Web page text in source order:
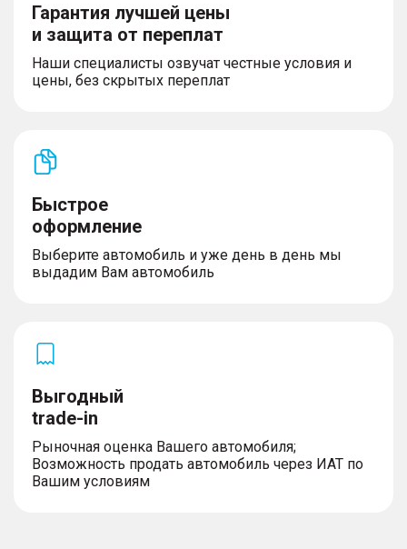
Гарантия лучшей цены
и защита от переплат
Наши специалисты озвучат честные условия и
цены, без скрытых переплат
Быстрое
оформление
Выберите автомобиль и уже день в день мы
выдадим Вам автомобиль
Выгодный
trade-in
Рыночная оценка Вашего автомобиля;
Возможность продать автомобиль через ИАТ по
Вашим условиям